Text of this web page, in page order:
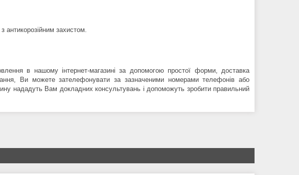
з антикорозійним захистом.
в нашому інтернет-магазині за допомогою простої форми, доставка
Ви можете зателефонувати за зазначеними номерами телефонів або
нададуть Вам докладних консультувань і допоможуть зробити правильний